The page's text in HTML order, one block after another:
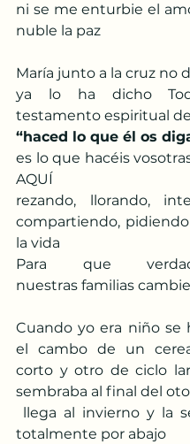
ni se me enturbie el
nuble la paz
María junto a la cruz no
ya lo ha dicho
testamento espiritual
“haced lo que él os
es lo que hacéis
AQUÍ
rezando, llorando,
compartiendo,
la vida
Para que
nuestras familias
Cuando yo era niño se
el cambo de un
corto y otro de ciclo
sembraba al final del
llega al invierno y la
totalmente por abajo